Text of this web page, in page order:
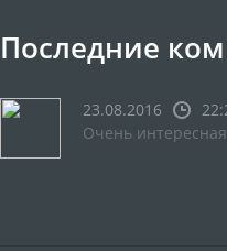
Последние
23.08.2016
Очень